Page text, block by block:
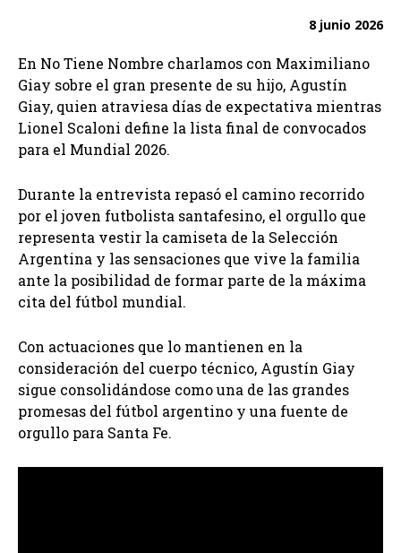
8 junio 2026
En No Tiene Nombre charlamos con Maximiliano
Giay sobre el gran presente de su hijo, Agustín
Giay, quien atraviesa días de expectativa mientras
Lionel Scaloni define la lista final de convocados
para el Mundial 2026.
Durante la entrevista repasó el camino recorrido
por el joven futbolista santafesino, el orgullo que
representa vestir la camiseta de la Selección
Argentina y las sensaciones que vive la familia
ante la posibilidad de formar parte de la máxima
cita del fútbol mundial.
Con actuaciones que lo mantienen en la
consideración del cuerpo técnico, Agustín Giay
sigue consolidándose como una de las grandes
promesas del fútbol argentino y una fuente de
orgullo para Santa Fe.